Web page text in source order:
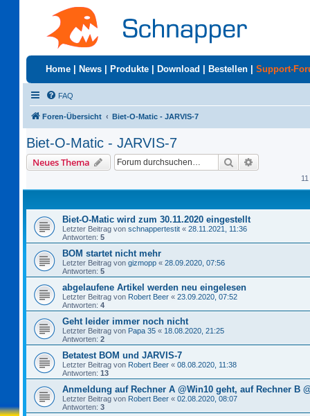
Home News Produkte Download Bestellen Support-
FAQ
Foren-Übersicht Biet-O-Matic - JARVIS-7
Biet-O-Matic - JARVIS-7
Neues Thema Suche
Biet-O-Matic wird zum 30.11.2020 eingestellt
Letzter Beitrag von schnappertestit « 28.11.2021, 11:36
Antworten: 5
BOM startet nicht mehr
Letzter Beitrag von gizmopp « 28.09.2020, 07:56
Antworten: 5
abgelaufene Artikel werden neu eingelesen
Letzter Beitrag von Robert Beer « 23.09.2020, 07:52
Antworten: 4
Geht leider immer noch nicht
Letzter Beitrag von Papa 35 « 18.08.2020, 21:25
Antworten: 2
Betatest BOM und JARVIS-7
Letzter Beitrag von Robert Beer « 08.08.2020, 11:38
Antworten: 13
Anmeldung auf Rechner A @Win10 geht, auf Rechner B
Letzter Beitrag von Robert Beer « 02.08.2020, 08:07
Antworten: 3